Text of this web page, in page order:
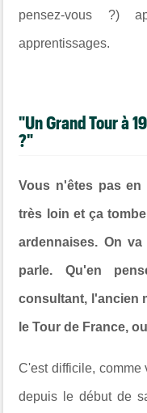
pensez-vous ?)
apprentissages.
"Un Grand Tour à
?"
Vous n'êtes pas
très loin et ça
ardennaises. On
parle. Qu'en
consultant, l'ancien
le Tour de France,
C'est difficile,
depuis le début de